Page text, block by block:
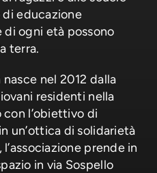
educazione
ogni età possono
terra.
nasce nel 2012 dalla
residenti nella
l’obiettivo di
un’ottica di solidarietà
prende in
in via Sospello